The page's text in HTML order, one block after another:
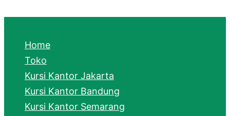
r
h
Home
Toko
Kursi Kantor Jakarta
Kursi Kantor Bandung
Kursi Kantor Semarang